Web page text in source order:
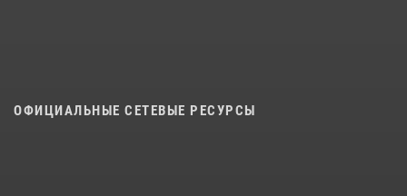
ОФИЦИАЛЬНЫЕ СЕТЕВЫЕ РЕСУРСЫ